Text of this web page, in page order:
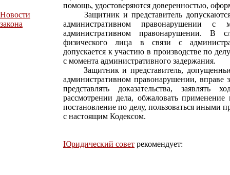
Новости
закона
помощь, удостоверяются доверенностью,
Защитник и представитель
административном правонарушении с
административном правонарушении. В
физического лица в связи с
допускается к участию в производстве по
с момента административного задержания.
Защитник и представитель, допущенные
административном правонарушении, вправе
представлять доказательства, заявлять
рассмотрении дела, обжаловать
постановление по делу, пользоваться иными
с настоящим Кодексом.
Юридический совет рекомендует: